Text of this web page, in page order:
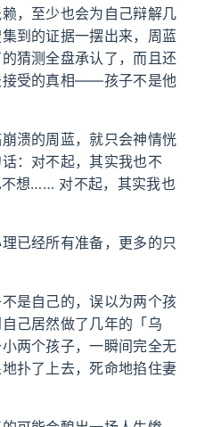
，至少也会为自己辩解几
到的证据一摆出来，周蓝
猜测全盘承认了，而且还
接受的真相——孩子不是他
溃的周蓝，就只会神情恍
：对不起，其实我也不
想…… 对不起，其实我也
已经所有准备，更多的只
是自己的，误以为两个孩
己居然做了几年的「乌
两个孩子，一瞬间完全无
扑了上去，死命地掐住妻